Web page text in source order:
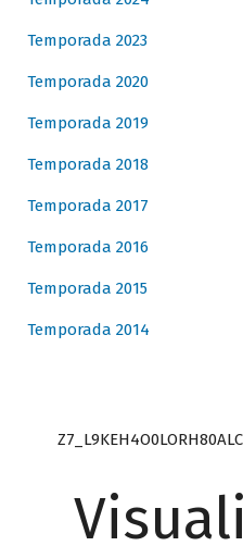
Temporada 2023
Temporada 2020
Temporada 2019
Temporada 2018
Temporada 2017
Temporada 2016
Temporada 2015
Temporada 2014